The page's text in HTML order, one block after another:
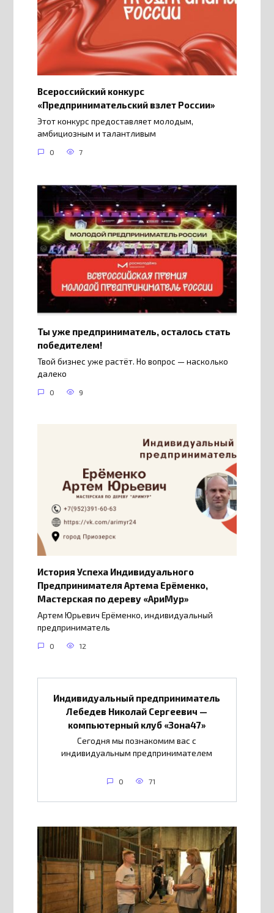
Всероссийский конкурс
«Предпринимательский взлет России»
Этот конкурс предоставляет молодым,
амбициозным и талантливым
0 7
Ты уже предприниматель, осталось стать
победителем!
Твой бизнес уже растёт. Но вопрос — насколько
далеко
0 9
История Успеха Индивидуального
Предпринимателя Артема Ерёменко,
Мастерская по дереву «АриМур»
Артем Юрьевич Ерёменко, индивидуальный
предприниматель
0 12
Индивидуальный предприниматель
Лебедев Николай Сергеевич —
компьютерный клуб «Зона47»
Сегодня мы познакомим вас с
индивидуальным предпринимателем
0 71